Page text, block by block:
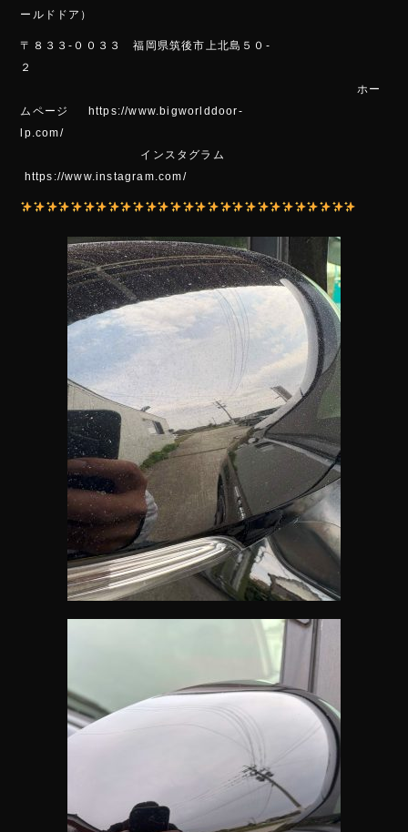
ールドドア）
〒８３３-００３３ 福岡県筑後市上北島５０-
２
ホー
ムページ https://www.bigworlddoor-
lp.com/
インスタグラム
https://www.instagram.com/